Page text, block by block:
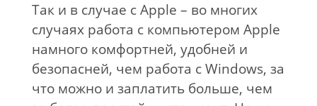
Так и в случае с Apple – во многих
случаях работа с компьютером Apple
намного комфортней, удобней и
безопасней, чем работа с Windows, за
что можно и заплатить больше, чем